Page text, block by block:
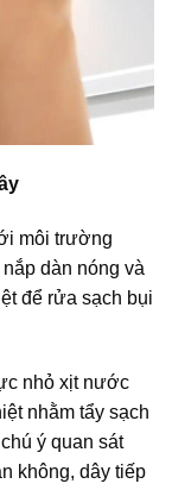
môi trường
dàn nóng và
để rửa sạch bụi
nhỏ xịt nước
nhằm tẩy sạch
ý quan sát
không, dây tiếp